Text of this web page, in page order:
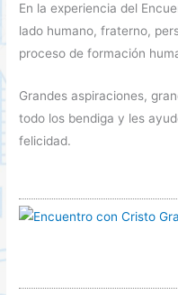
En la experiencia del
lado humano, fraterno,
proceso de formación
Grandes aspiraciones,
todo los bendiga y les
felicidad.